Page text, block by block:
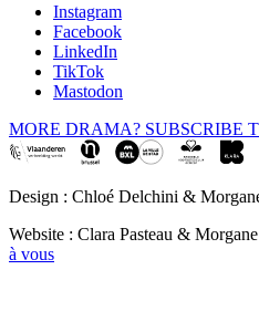
Instagram
Facebook
LinkedIn
TikTok
Mastodon
MORE DRAMA? SUBSCRIBE
Design : Chloé Delchini &
Website : Clara Pasteau &
à vous